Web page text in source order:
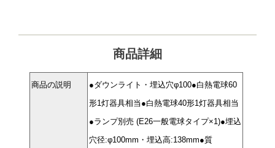
商品詳細
商品の説明
●ダウンライト・埋込穴φ100●白熱電球60
形1灯器具相当●白熱電球40形1灯器具相当
●ランプ別売 (E26一般電球タイプ×1)●埋込
穴径:φ100mm・埋込高:138mm●質